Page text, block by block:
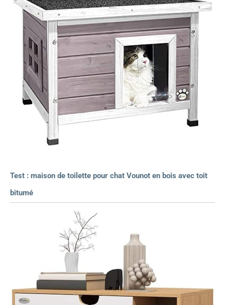
Test : maison de toilette pour chat Vounot en bois avec toit
bitumé